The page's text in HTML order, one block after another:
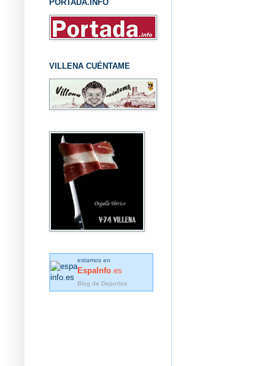
PORTADA.INFO
VILLENA CUÉNTAME
estamos en
EspaInfo .es
Blog de Deportes